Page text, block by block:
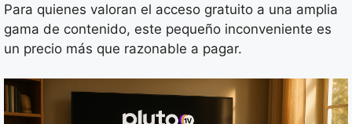
Para quienes valoran el acceso gratuito a una amplia
gama de contenido, este pequeño inconveniente es
un precio más que razonable a pagar.